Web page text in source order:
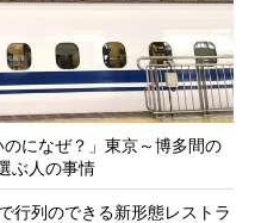
のになぜ？」東京～博多間の
ぶ人の事情
行列のできる新形態レストラ